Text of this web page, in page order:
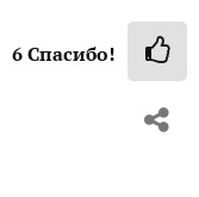
6Спасибо!